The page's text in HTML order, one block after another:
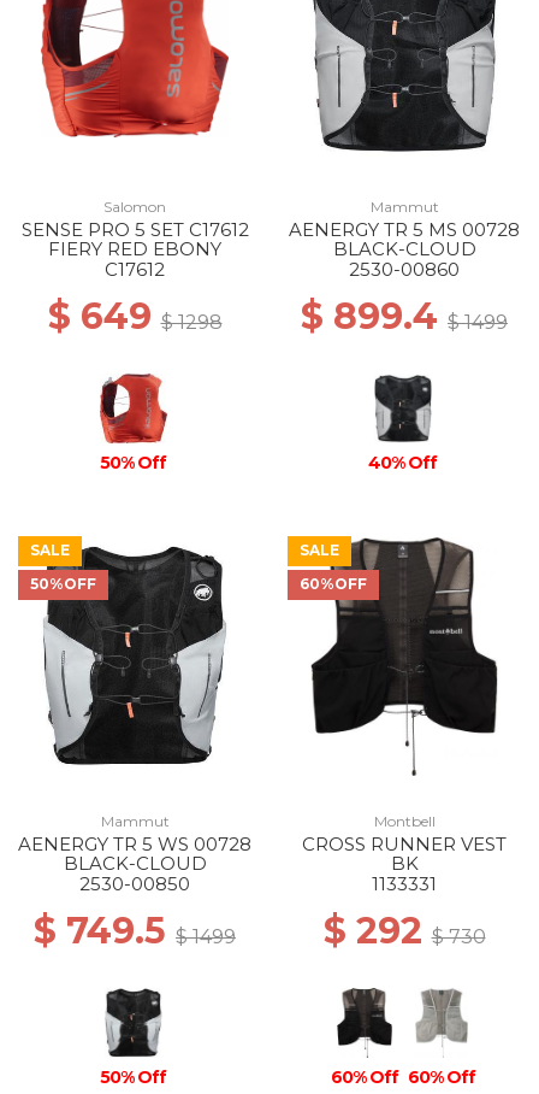
Salomon
SENSE PRO 5 SET C17612
FIERY RED EBONY
C17612
$ 649$ 1298
50% Off
Mammut
AENERGY TR 5 MS 00728
BLACK-CLOUD
2530-00860
$ 899.4 $ 1499
40% Off
SALE
50%OFF
Mammut
AENERGY TR 5 WS 00728
BLACK-CLOUD
2530-00850
$ 749.5 $ 1499
50% Off
SALE
60%OFF
Montbell
CROSS RUNNER VEST
BK
1133331
$ 292$ 730
60% Off 60% Off